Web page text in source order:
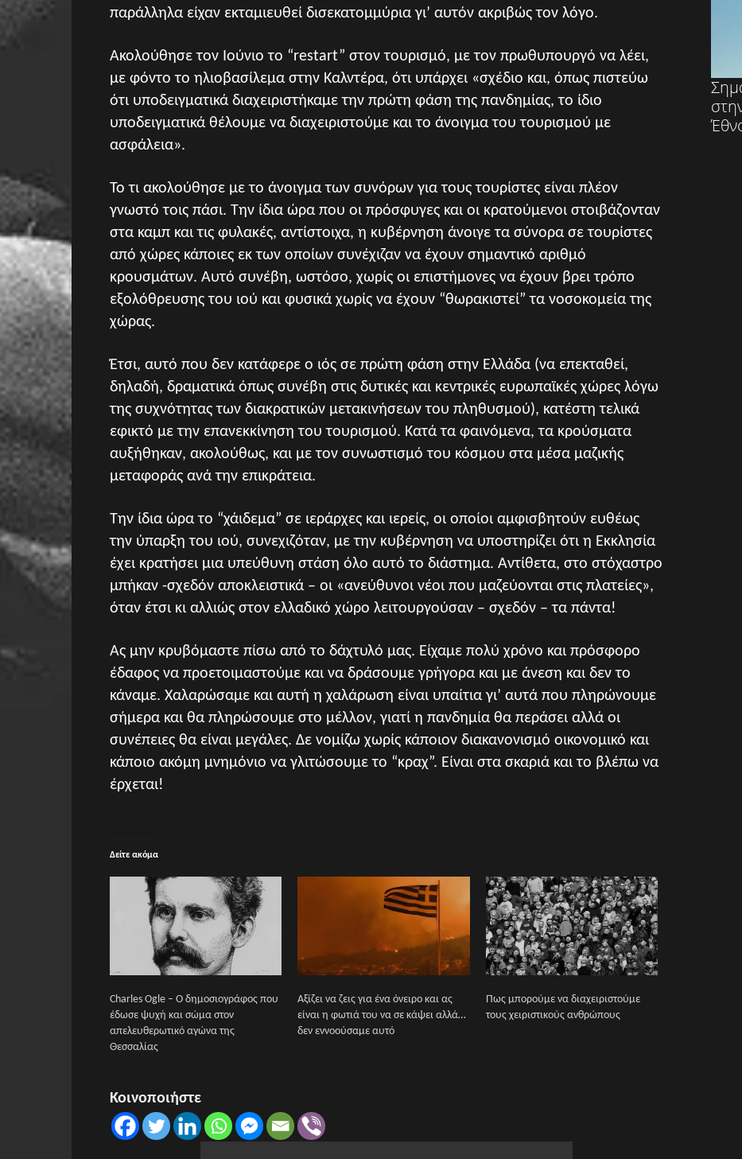
παράλληλα είχαν εκταμιευθεί δισεκατομμύρια γι’ αυτόν ακριβώς τον λόγο.
Ακολούθησε τον Ιούνιο το “restart” στον τουρισμό, με τον πρωθυπουργό να λέει,
με φόντο το ηλιοβασίλεμα στην Καλντέρα, ότι υπάρχει «σχέδιο και, όπως πιστεύω
ότι υποδειγματικά διαχειριστήκαμε την πρώτη φάση της πανδημίας, το ίδιο
υποδειγματικά θέλουμε να διαχειριστούμε και το άνοιγμα του τουρισμού με
ασφάλεια».
Το τι ακολούθησε με το άνοιγμα των συνόρων για τους τουρίστες είναι πλέον
γνωστό τοις πάσι. Την ίδια ώρα που οι πρόσφυγες και οι κρατούμενοι στοιβάζονταν
στα καμπ και τις φυλακές, αντίστοιχα, η κυβέρνηση άνοιγε τα σύνορα σε τουρίστες
από χώρες κάποιες εκ των οποίων συνέχιζαν να έχουν σημαντικό αριθμό
κρουσμάτων. Αυτό συνέβη, ωστόσο, χωρίς οι επιστήμονες να έχουν βρει τρόπο
εξολόθρευσης του ιού και φυσικά χωρίς να έχουν “θωρακιστεί” τα νοσοκομεία της
χώρας.
Έτσι, αυτό που δεν κατάφερε ο ιός σε πρώτη φάση στην Ελλάδα (να επεκταθεί,
δηλαδή, δραματικά όπως συνέβη στις δυτικές και κεντρικές ευρωπαϊκές χώρες λόγω
της συχνότητας των διακρατικών μετακινήσεων του πληθυσμού), κατέστη τελικά
εφικτό με την επανεκκίνηση του τουρισμού. Κατά τα φαινόμενα, τα κρούσματα
αυξήθηκαν, ακολούθως, και με τον συνωστισμό του κόσμου στα μέσα μαζικής
μεταφοράς ανά την επικράτεια.
Την ίδια ώρα το “χάιδεμα” σε ιεράρχες και ιερείς, οι οποίοι αμφισβητούν ευθέως
την ύπαρξη του ιού, συνεχιζόταν, με την κυβέρνηση να υποστηρίζει ότι η Εκκλησία
έχει κρατήσει μια υπεύθυνη στάση όλο αυτό το διάστημα. Αντίθετα, στο στόχαστρο
μπήκαν -σχεδόν αποκλειστικά – οι «ανεύθυνοι νέοι που μαζεύονται στις πλατείες»,
όταν έτσι κι αλλιώς στον ελλαδικό χώρο λειτουργούσαν – σχεδόν – τα πάντα!
Ας μην κρυβόμαστε πίσω από το δάχτυλό μας. Είχαμε πολύ χρόνο και πρόσφορο
έδαφος να προετοιμαστούμε και να δράσουμε γρήγορα και με άνεση και δεν το
κάναμε. Χαλαρώσαμε και αυτή η χαλάρωση είναι υπαίτια γι’ αυτά που πληρώνουμε
σήμερα και θα πληρώσουμε στο μέλλον, γιατί η πανδημία θα περάσει αλλά οι
συνέπειες θα είναι μεγάλες. Δε νομίζω χωρίς κάποιον διακανονισμό οικονομικό και
κάποιο ακόμη μνημόνιο να γλιτώσουμε το “κραχ”. Είναι στα σκαριά και το βλέπω να
έρχεται!
Δείτε ακόμα
Charles Ogle – Ο δημοσιογράφος που
έδωσε ψυχή και σώμα στον
απελευθερωτικό αγώνα της
Θεσσαλίας
Αξίζει να ζεις για ένα όνειρο και ας
είναι η φωτιά του να σε κάψει αλλά…
δεν εννοούσαμε αυτό
Πως μπορούμε να διαχειριστούμε
τους χειριστικούς ανθρώπους
Κοινοποιήστε